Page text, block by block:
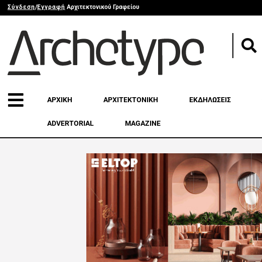
Σύνδεση/Εγγραφή Αρχιτεκτονικού Γραφείου
ΑΡΧΙΚΗ ΑΡΧΙΤΕΚΤΟΝΙΚΗ ΕΚΔΗΛΩΣΕΙΣ
ADVERTORIAL MAGAZINE